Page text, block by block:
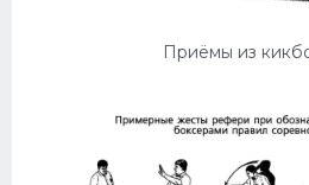
Приёмы из